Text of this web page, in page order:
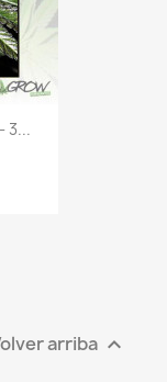
3...
arriba 